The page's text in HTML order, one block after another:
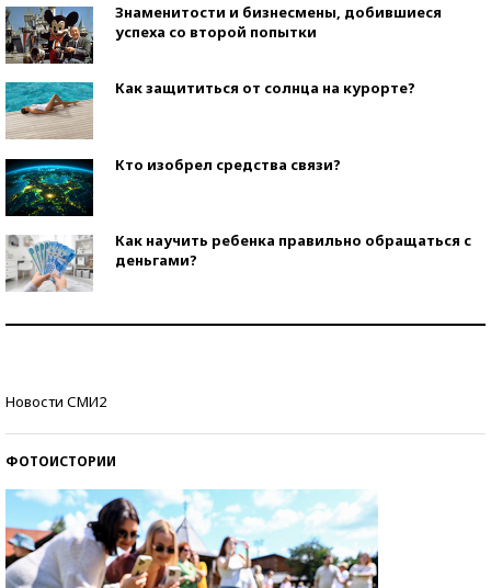
Знаменитости и бизнесмены, добившиеся
успеха со второй попытки
Как защититься от солнца на курорте?
Кто изобрел средства связи?
Как научить ребенка правильно обращаться с
деньгами?
Новости СМИ2
ФОТОИСТОРИИ